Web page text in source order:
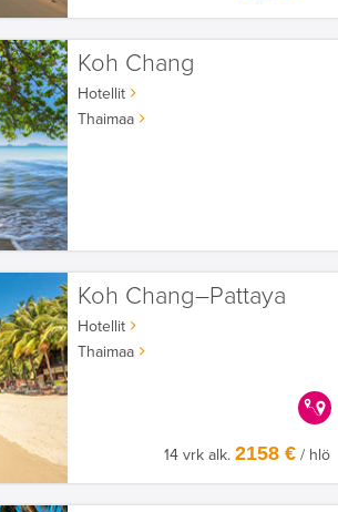
Koh Chang
Hotellit
Thaimaa
Koh Chang–Pattaya
Hotellit
Thaimaa
14 vrk alk. 2158 € / hlö